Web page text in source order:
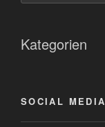
Kategorien
SOCIAL MEDIA